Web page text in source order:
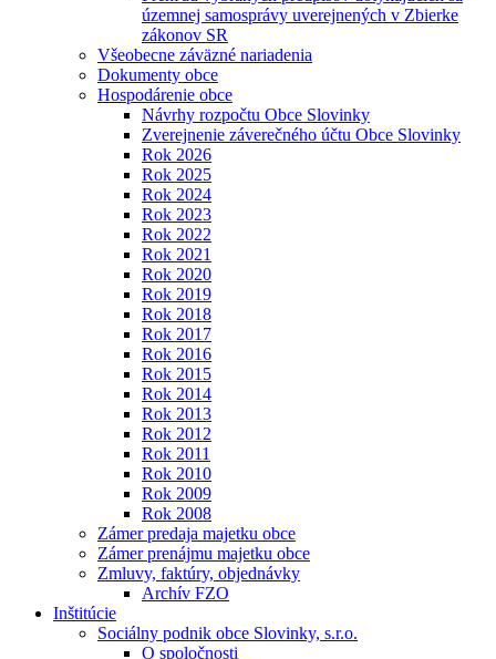
územnej samosprávy uverejnených v Zbierke
zákonov SR
Všeobecne záväzné nariadenia
Dokumenty obce
Hospodárenie obce
Návrhy rozpočtu Obce Slovinky
Zverejnenie záverečného účtu Obce Slovinky
Rok 2026
Rok 2025
Rok 2024
Rok 2023
Rok 2022
Rok 2021
Rok 2020
Rok 2019
Rok 2018
Rok 2017
Rok 2016
Rok 2015
Rok 2014
Rok 2013
Rok 2012
Rok 2011
Rok 2010
Rok 2009
Rok 2008
Zámer predaja majetku obce
Zámer prenájmu majetku obce
Zmluvy, faktúry, objednávky
Archív FZO
Inštitúcie
Sociálny podnik obce Slovinky, s.r.o.
O spoločnosti